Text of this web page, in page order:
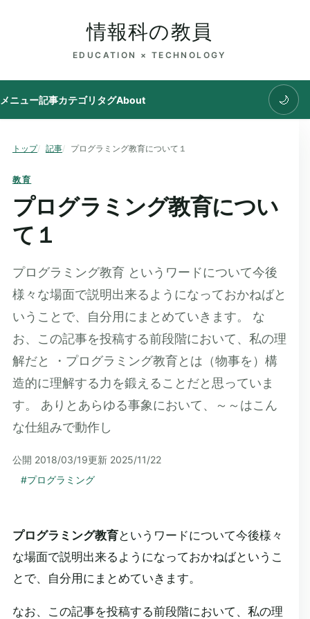
情報科の教員
EDUCATION × TECHNOLOGY
メニュー記事カテゴリ タグAbout 🌙
トップ 記事 プログラミング教育について１
教育
プログラミング教育につい
て１
プログラミング教育 というワードについて今後
様々な場面で説明出来るようになっておかねばと
いうことで、自分用にまとめていきます。 な
お、この記事を投稿する前段階において、私の理
解だと ・プログラミング教育とは（物事を）構
造的に理解する力を鍛えることだと思っていま
す。 ありとあらゆる事象において、～～はこん
な仕組みで動作し
公開 2018/03/19更新 2025/11/22
#プログラミング
プログラミング教育というワードについて今後様々
な場面で説明出来るようになっておかねばというこ
とで、自分用にまとめていきます。
なお、この記事を投稿する前段階において、私の理